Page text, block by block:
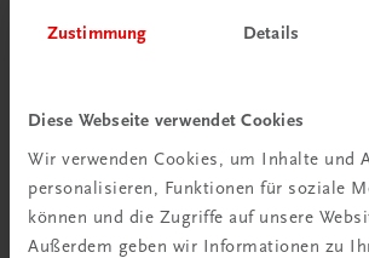
Zustimmung Details
Diese Webseite verwendet Cookies
Wir verwenden Cookies, um Inhalte und
personalisieren, Funktionen für soziale
können und die Zugriffe auf unsere
Außerdem geben wir Informationen zu
Gut zu wissen